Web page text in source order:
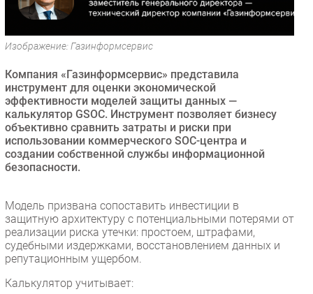
Безопасность
Инновации
Гаджеты
Здоровье
РАЗДЕЛЫ
Новости
Интервью
Мероприятия
Проекты
IT класс
Тестовый стенд
Изображение: Газинформсервис
Компания «Газинформсервис» представила
инструмент для оценки экономической
эффективности моделей защиты данных —
калькулятор GSOC. Инструмент позволяет бизнесу
объективно сравнить затраты и риски при
использовании коммерческого SOC-центра и
создании собственной службы информационной
безопасности.
Модель призвана сопоставить инвестиции в
защитную архитектуру с потенциальными потерями от
реализации риска утечки: простоем, штрафами,
судебными издержками, восстановлением данных и
репутационным ущербом.
Калькулятор учитывает: